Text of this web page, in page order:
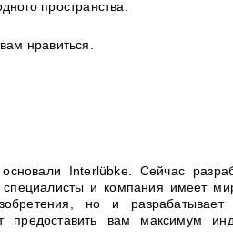
пространства.
нравиться.
Interlübke. Сейчас
и компания имеет
но и разрабатывает
предоставить вам максимум